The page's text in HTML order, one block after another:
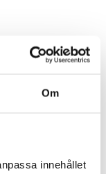
Om
innehållet